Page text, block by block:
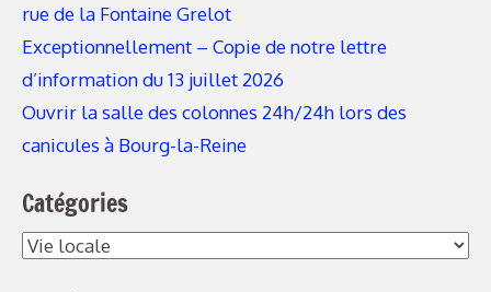
rue de la Fontaine Grelot
Exceptionnellement – Copie de notre lettre
d’information du 13 juillet 2026
Ouvrir la salle des colonnes 24h/24h lors des
canicules à Bourg-la-Reine
Catégories
Catégories